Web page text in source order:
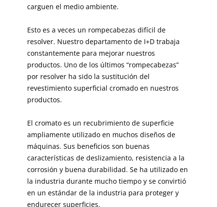
carguen el medio ambiente.
Esto es a veces un rompecabezas difícil de
resolver. Nuestro departamento de I+D trabaja
constantemente para mejorar nuestros
productos. Uno de los últimos “rompecabezas”
por resolver ha sido la sustitución del
revestimiento superficial cromado en nuestros
productos.
El cromato es un recubrimiento de superficie
ampliamente utilizado en muchos diseños de
máquinas. Sus beneficios son buenas
características de deslizamiento, resistencia a la
corrosión y buena durabilidad. Se ha utilizado en
la industria durante mucho tiempo y se convirtió
en un estándar de la industria para proteger y
endurecer superficies.